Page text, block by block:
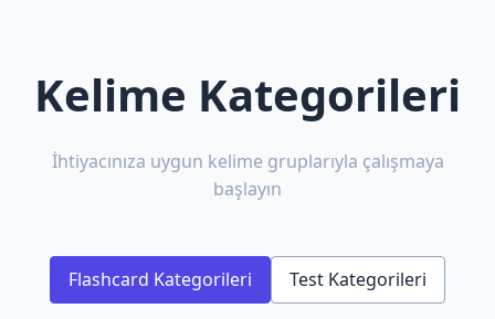
Kelime Kategorileri
İhtiyacınıza uygun kelime gruplarıyla çalışmaya
başlayın
Flashcard Kategorileri Test Kategorileri